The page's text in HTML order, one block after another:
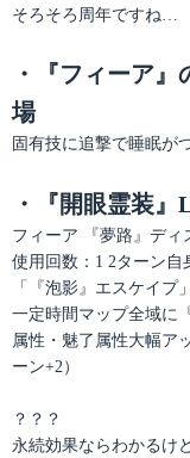
リ
そろそろ周年ですね…
・『フィーア
場
固有技に追撃で睡眠が
・『開眼霊装』
フィーア 『夢路』ディ
使用回数：1 2ターン自
「『泡影』エスケイ
一定時間マップ全域に
属性・魅了属性大幅ア
ーン+2）
？？？
永続効果ならわかるけ